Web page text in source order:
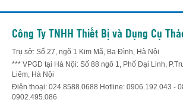
Công Ty TNHH Thiết Bị và Dụng Cụ
Trụ sở: Số 27, ngõ 1 Kim Mã, Ba Đình, Hà Nội
*** VPGD tại Hà Nội: Số 88 ngõ 1, Phố Đại Linh,
Liêm, Hà Nội
Điện thoại: 024.8588.0688 Hotline: 0906.192.043 -
0902.495.086